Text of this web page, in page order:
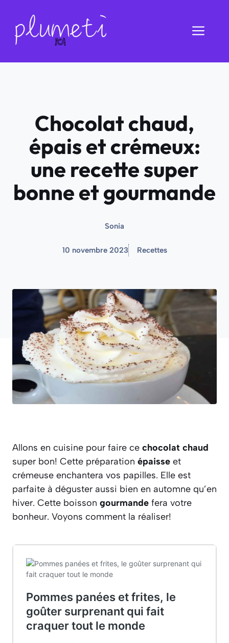
contenu
Chocolat chaud,
épais et crémeux:
une recette super
bonne et gourmande
Sonia
10 novembre 2023 Recettes
Allons en cuisine pour faire ce chocolat chaud
super bon! Cette préparation épaisse et
crémeuse enchantera vos papilles. Elle est
parfaite à déguster aussi bien en automne qu’en
hiver. Cette boisson gourmande fera votre
bonheur. Voyons comment la réaliser!